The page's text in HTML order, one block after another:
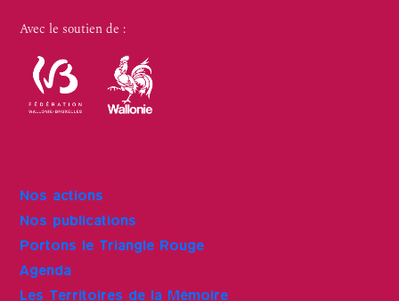
Avec le soutien de :
Nos actions
Nos publications
Portons le Triangle Rouge
Agenda
Les Territoires de la Mémoire